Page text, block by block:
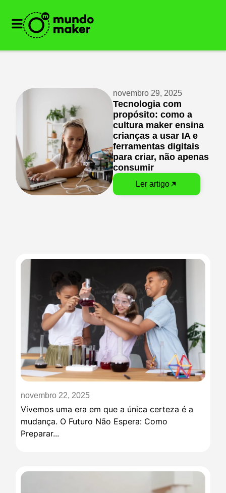
novembro 29, 2025
Tecnologia com
propósito: como a
cultura maker ensina
crianças a usar IA e
ferramentas digitais
para criar, não apenas
consumir
Ler artigo
novembro 22, 2025
Vivemos uma era em que a única certeza é a
mudança. O Futuro Não Espera: Como
Preparar...